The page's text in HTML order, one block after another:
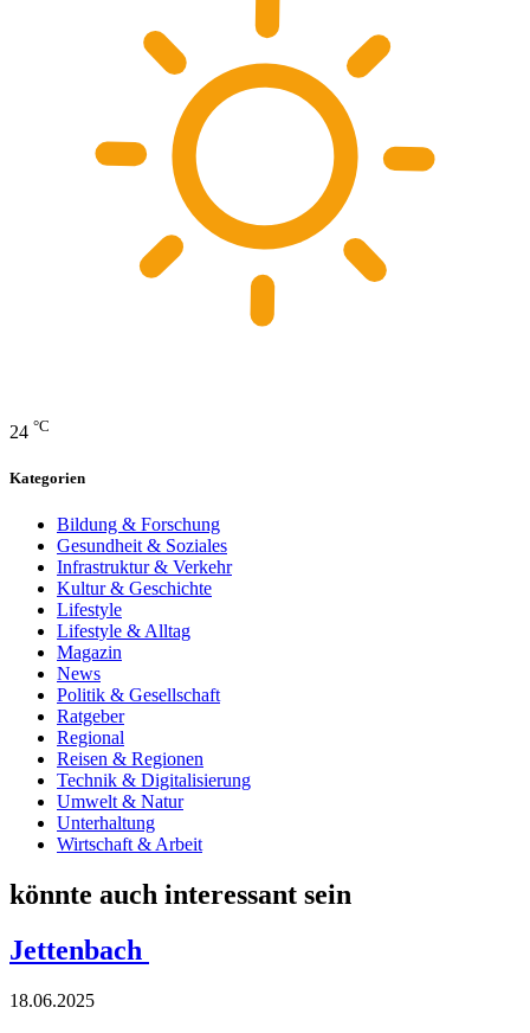
24 °C
Kategorien
Bildung & Forschung
Gesundheit & Soziales
Infrastruktur & Verkehr
Kultur & Geschichte
Lifestyle
Lifestyle & Alltag
Magazin
News
Politik & Gesellschaft
Ratgeber
Regional
Reisen & Regionen
Technik & Digitalisierung
Umwelt & Natur
Unterhaltung
Wirtschaft & Arbeit
könnte auch interessant sein
Jettenbach
18.06.2025